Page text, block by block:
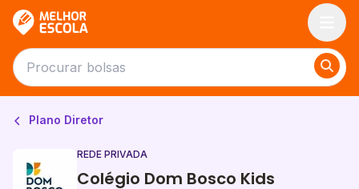
Plano Diretor
REDE PRIVADA
Colégio Dom Bosco Kids